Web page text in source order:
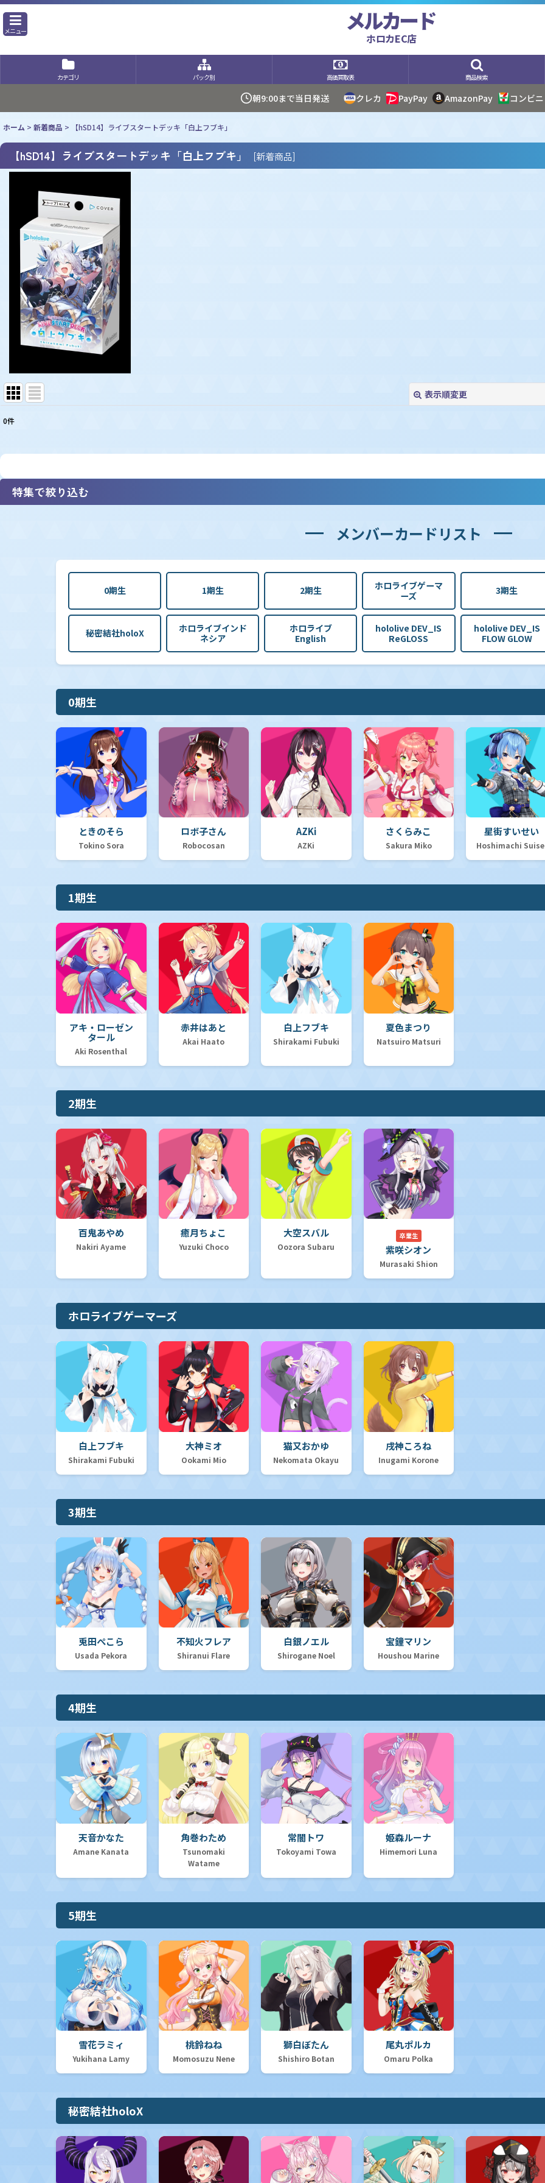
メニュー メルカード
ホロカEC店
カテゴリ パック別 高価買取表 商品検索
朝9:00まで当日発送 クレカ PayPay AmazonPay コンビニ
ホーム > 新着商品 > 【hSD14】ライブスタートデッキ「白上フブキ」
【hSD14】ライブスタートデッキ「白上フブキ」 [新着商品]
表示順変更
表示数
0件
特集で絞り込む
【hBP07】ブースターパック「ディーヴァフィーバー」
【hBP06】ブースターパック「アヤカシヴァーミリオン」
【hBP05】ブースターパック「エンチャントレガリア」
【hBP04】ブースターパック「キュリアスユニバース」
【hBP03】ブースターパック「エリートスパーク」
【hBP02】ブースターパック「クインテットスペクトラム」
【hBP01】ブースターパック「ブルーミングレディアンス」
【hSD19】ライブスタートデッキ「大空スバル」
【hSD18】ライブスタートデッキ「森カリオペ」
【hSD17】ライブスタートデッキ「星街すいせい」
【hSD16】ライブスタートデッキ「さくらみこ」
【hSD15】ライブスタートデッキ「儒烏風亭らでん」
【hSD14】ライブスタートデッキ「白上フブキ」
【hSD12】スタートデッキ 推し Advent
【hSD11】スタートデッキ「FLOW GLOW 推し 虎金妃笑虎」
【hSD10】スタートデッキ「FLOW GLOW 推し 輪堂千速」
【hSD09】スタートデッキ 赤 宝鐘マリン
【hSD08】スタートデッキ 白 天音かなた
【hSD07】スタートデッキ 黄 不知火フレア
【hSD06】スタートデッキ 緑 風真いろは
【hSD04】スタートデッキ 紫 癒月ちょこ
【hSD03】スタートデッキ 青 猫又おかゆ
【hSD02】スタートデッキ 赤 百鬼あやめ
【hSD01】スタートデッキ「ときのそら&AZKi」
【hYS01】hololive OFFICIAL CARD GAME スタートエールセット
SP推しスキルマーカー
同名ノーマルカード50枚セット
オフィシャルホロカコレクション-PCセット-
オフィシャルホロカコレクション-2025ライブセット-
メンバーカードリスト
0期生 1期生 2期生
ホロライブゲーマ
ーズ
3期生
秘密結社holoX
ホロライブインド
ネシア
ホロライブ
English
hololive DEV_IS
ReGLOSS
hololive DEV_IS
FLOW GLOW
0期生
ときのそら
Tokino Sora
ロボ子さん
Robocosan
AZKi
AZKi
さくらみこ
Sakura Miko
星街すいせい
Hoshimachi
1期生
アキ・ローゼン
タール
Aki Rosenthal
赤井はあと
Akai Haato
白上フブキ
Shirakami Fubuki
夏色まつり
Natsuiro Matsuri
2期生
百鬼あやめ
Nakiri Ayame
癒月ちょこ
Yuzuki Choco
大空スバル
Oozora Subaru
卒業生
紫咲シオン
Murasaki Shion
ホロライブゲーマーズ
白上フブキ
Shirakami Fubuki
大神ミオ
Ookami Mio
猫又おかゆ
Nekomata Okayu
戌神ころね
Inugami Korone
3期生
兎田ぺこら
Usada Pekora
不知火フレア
Shiranui Flare
白銀ノエル
Shirogane Noel
宝鐘マリン
Houshou Marine
4期生
天音かなた
Amane Kanata
角巻わため
Tsunomaki
Watame
常闇トワ
Tokoyami Towa
姫森ルーナ
Himemori Luna
5期生
雪花ラミィ
Yukihana Lamy
桃鈴ねね
Momosuzu Nene
獅白ぼたん
Shishiro Botan
尾丸ポルカ
Omaru Polka
秘密結社holoX